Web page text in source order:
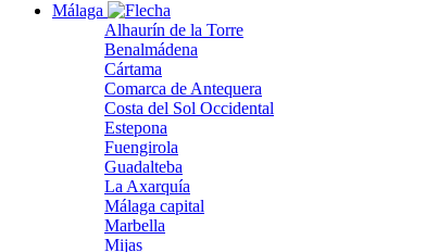
Málaga
Alhaurín de la Torre
Benalmádena
Cártama
Comarca de Antequera
Costa del Sol Occidental
Estepona
Fuengirola
Guadalteba
La Axarquía
Málaga capital
Marbella
Mijas